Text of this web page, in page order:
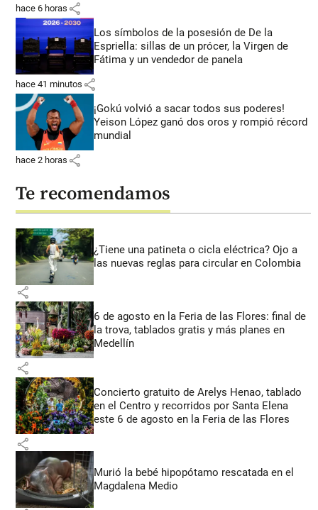
hace 6 horas share
Los símbolos de la posesión de De la
Espriella: sillas de un prócer, la Virgen de
Fátima y un vendedor de panela
hace 41 minutos share
¡Gokú volvió a sacar todos sus poderes!
Yeison López ganó dos oros y rompió récord
mundial
hace 2 horas share
Te recomendamos
¿Tiene una patineta o cicla eléctrica? Ojo a
las nuevas reglas para circular en Colombia
share
6 de agosto en la Feria de las Flores: final de
la trova, tablados gratis y más planes en
Medellín
share
Concierto gratuito de Arelys Henao, tablado
en el Centro y recorridos por Santa Elena
este 6 de agosto en la Feria de las Flores
share
Murió la bebé hipopótamo rescatada en el
Magdalena Medio